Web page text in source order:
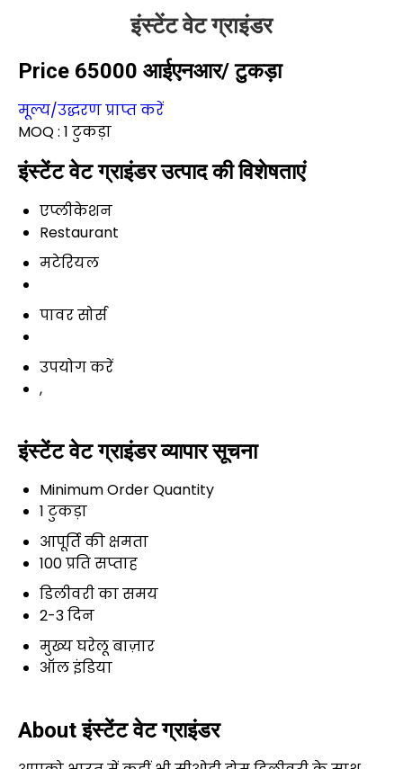
इंस्टेंट वेट ग्राइंडर
Price 65000 आईएनआर/ टुकड़ा
मूल्य/उद्धरण प्राप्त करें
MOQ : 1 टुकड़ा
इंस्टेंट वेट ग्राइंडर उत्पाद की विशेषताएं
एप्लीकेशन
Restaurant
मटेरियल
पावर सोर्स
उपयोग करें
,
इंस्टेंट वेट ग्राइंडर व्यापार सूचना
Minimum Order Quantity
1 टुकड़ा
आपूर्ति की क्षमता
100 प्रति सप्ताह
डिलीवरी का समय
2-3 दिन
मुख्य घरेलू बाज़ार
ऑल इंडिया
About इंस्टेंट वेट ग्राइंडर